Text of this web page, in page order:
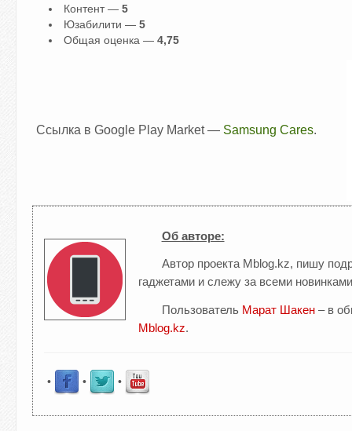
Контент — 5
Юзабилити — 5
Общая оценка — 4,75
Ссылка в Google Play Market — Samsung Cares.
Об авторе:
Автор проекта Mblog.kz, пишу
гаджетами и слежу за всеми
Пользователь Марат Шакен– в
Mblog.kz.
• • •